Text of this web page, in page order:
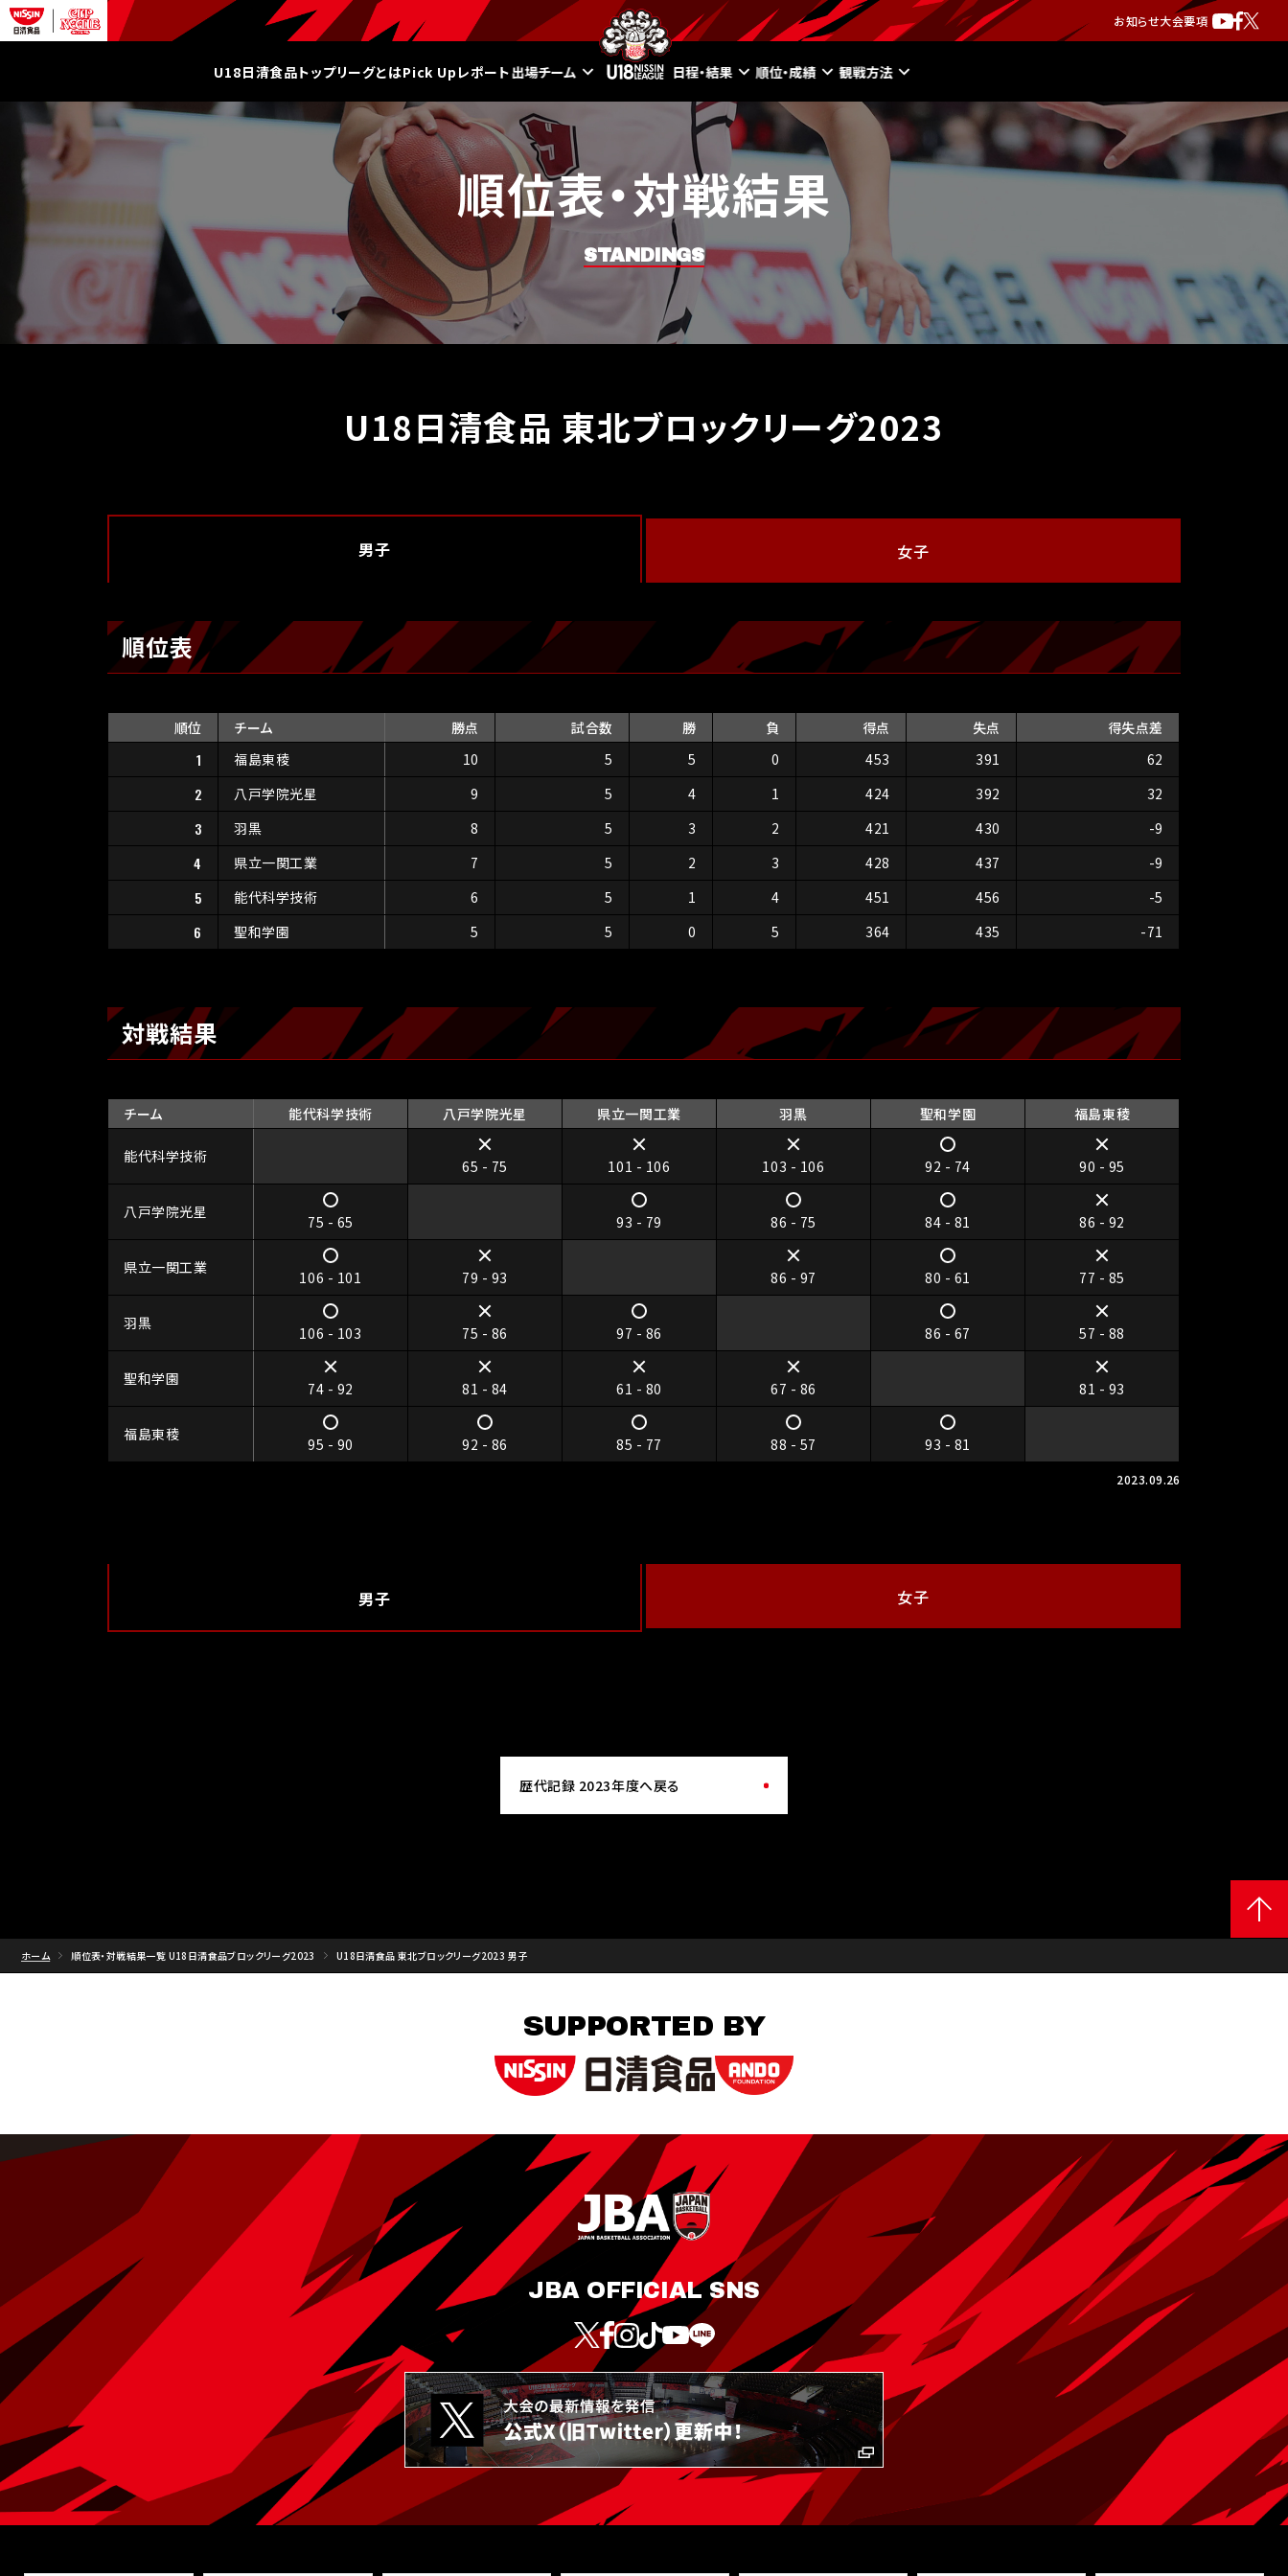
お知らせ大会要項
U18日清食品トップリーグとはPick Upレポート出場チーム 日程・結果 順位・成績 観戦方法
順位表・対戦結果
STANDINGS
U18日清食品 東北ブロックリーグ2023
男子 女子
順位表
順位 チーム 勝点 試合数 勝 負 得点 失点 得失点差
1 福島東稜 10 5 5 0 453 391 62
2 八戸学院光星 9 5 4 1 424 392 32
3 羽黒 8 5 3 2 421 430 -9
4 県立一関工業 7 5 2 3 428 437 -9
5 能代科学技術 6 5 1 4 451 456 -5
6 聖和学園 5 5 0 5 364 435 -71
対戦結果
チーム 能代科学技術 八戸学院光星 県立一関工業 羽黒 聖和学園 福島東稜
能代科学技術
65 - 75 101 - 106 103 - 106 92 - 74 90 - 95
八戸学院光星
75 - 65 93 - 79 86 - 75 84 - 81 86 - 92
県立一関工業
106 - 101 79 - 93 86 - 97 80 - 61 77 - 85
羽黒
106 - 103 75 - 86 97 - 86 86 - 67 57 - 88
聖和学園
74 - 92 81 - 84 61 - 80 67 - 86 81 - 93
福島東稜
95 - 90 92 - 86 85 - 77 88 - 57 93 - 81
2023.09.26
男子 女子
歴代記録 2023年度へ戻る
ホーム 順位表・対戦結果一覧 U18日清食品ブロックリーグ2023 U18日清食品 東北ブロックリーグ2023 男子
SUPPORTED BY
JBA OFFICIAL SNS